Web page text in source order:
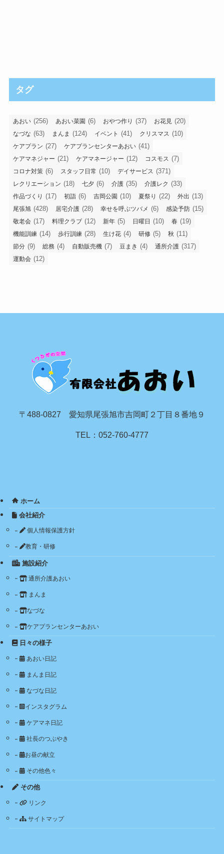
タグ
あおい (256) あおい菜園 (6) おやつ作り (37) お花見 (20)
なづな (63) まんま (124) イベント (41) クリスマス (10)
ケアプラン (27) ケアプランセンターあおい (41)
ケアマネジャー (21) ケアマネージャー (12) コスモス (7)
コロナ対策 (6) スタッフ日常 (10) デイサービス (371)
レクリエーション (18) 七夕 (6) 介護 (35) 介護レク (33)
作品づくり (17) 初詣 (6) 吉岡公園 (10) 夏祭り (22) 外出 (13)
尾張旭 (428) 居宅介護 (28) 幸せを呼ぶツバメ (6) 感染予防 (15)
敬老会 (17) 料理クラブ (12) 新年 (5) 日曜日 (10) 春 (19)
機能訓練 (14) 歩行訓練 (28) 生け花 (4) 研修 (5) 秋 (11)
節分 (9) 総務 (4) 自動販売機 (7) 豆まき (4) 通所介護 (317)
運動会 (12)
〒488-0827 愛知県尾張旭市吉岡町２丁目８番地９
TEL：052-760-4777
ホーム
会社紹介
個人情報保護方針
教育・研修
施設紹介
通所介護あおい
まんま
なづな
ケアプランセンターあおい
日々の様子
あおい日記
まんま日記
なづな日記
インスタグラム
ケアマネ日記
社長のつぶやき
お昼の献立
その他色々
その他
リンク
サイトマップ